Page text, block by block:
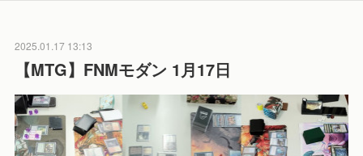
2025.01.17 13:13
【MTG】FNMモダン 1月17日